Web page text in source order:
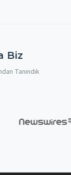
Biz
Tanındık